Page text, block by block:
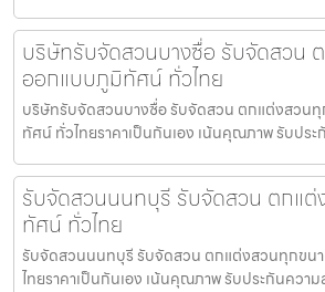
บริษัทรับจัดสวนบางซื่อ รับจัดสวน
ออกแบบภูมิทัศน์ ทั่วไทย
บริษัทรับจัดสวนบางซื่อ รับจัดสวน ตกแต่งสวน
ทัศน์ ทั่วไทยราคาเป็นกันเอง เน้นคุณภาพ รับปร
รับจัดสวนนนทบุรี รับจัดสวน ตกแ
ทัศน์ ทั่วไทย
รับจัดสวนนนทบุรี รับจัดสวน ตกแต่งสวนทุกขน
ไทยราคาเป็นกันเอง เน้นคุณภาพ รับประกันควา